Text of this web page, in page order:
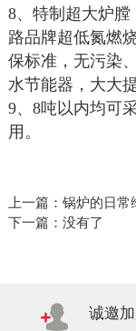
8、特制超大炉
路品牌超低氮燃
保标准，无污染
水节能器，大大
9、8吨以内均可
用。
上一篇： 锅炉的日常
下一篇： 没有了
诚邀加